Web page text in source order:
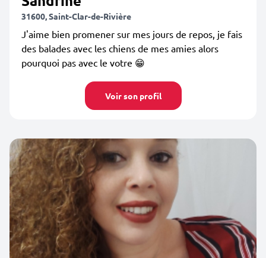
31600, Saint-Clar-de-Rivière
J'aime bien promener sur mes jours de repos, je fais
des balades avec les chiens de mes amies alors
pourquoi pas avec le votre 😁
Voir son profil